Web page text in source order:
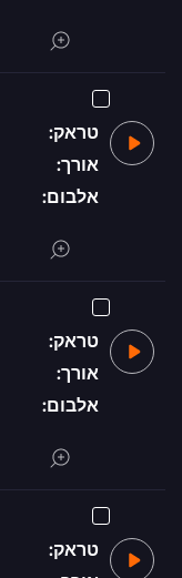
טראק:
אורך:
אלבום:
טראק:
אורך:
אלבום:
טראק: